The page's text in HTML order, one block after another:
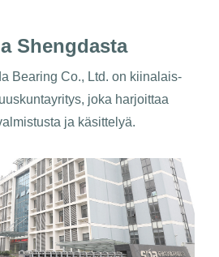
Shengdasta
Bearing Co., Ltd. on kiinalais-
joka harjoittaa
ja käsittelyä.